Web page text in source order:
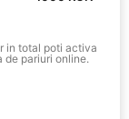
in total poti activa
de pariuri online.